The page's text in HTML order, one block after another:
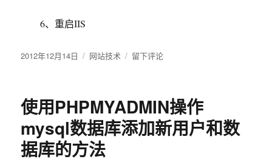
6、重启IIS
发
2012年12月14日
分
网站技术
于
PHP
无
法
留下评论
使用PHPMYADMIN操作
mysql数据库添加新用户和数
据库的方法